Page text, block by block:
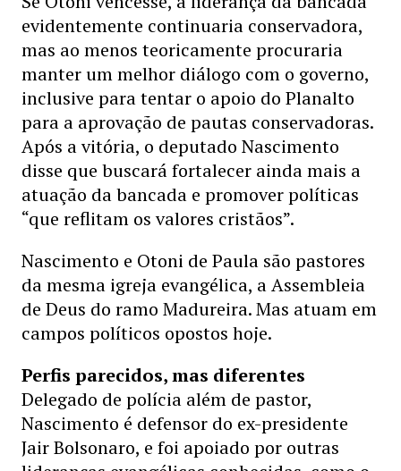
evidentemente continuaria conservadora,
mas ao menos teoricamente procuraria
manter um melhor diálogo com o governo,
inclusive para tentar o apoio do Planalto
para a aprovação de pautas conservadoras.
Após a vitória, o deputado Nascimento
disse que buscará fortalecer ainda mais a
atuação da bancada e promover políticas
“que reflitam os valores cristãos”.
Nascimento e Otoni de Paula são pastores
da mesma igreja evangélica, a Assembleia
de Deus do ramo Madureira. Mas atuam em
campos políticos opostos hoje.
Perfis parecidos, mas diferentes
Delegado de polícia além de pastor,
Nascimento é defensor do ex-presidente
Jair Bolsonaro, e foi apoiado por outras